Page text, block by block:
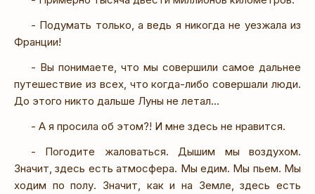
- Подумать только, а ведь я никогда не уезжала из
Франции!
- Вы понимаете, что мы совершили самое дальнее
путешествие из всех, что когда-либо совершали люди.
До этого никто дальше Луны не летал...
- А я просила об этом?! И мне здесь не нравится.
- Погодите жаловаться. Дышим мы воздухом.
Значит, здесь есть атмосфера. Мы едим. Мы пьем. Мы
ходим по полу. Значит, как и на Земле, здесь есть